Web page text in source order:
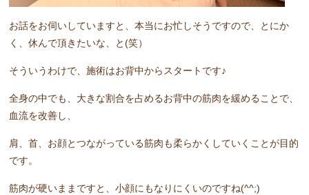
お話をお伺いしていますと、本当にお忙しそうですので、とにか
く、休んで頂きたいな、と(笑）
そういうわけで、施術はお背中からスタートです♪
全身の中でも、大きな割合を占めるお背中の筋肉を緩めることで、
血流を改善し、
肩、首、お顔とつながっている筋肉も柔らかくしていくことが目的
です。
筋肉が硬いままですと、小顔にもなりにくいのですね(^^;)